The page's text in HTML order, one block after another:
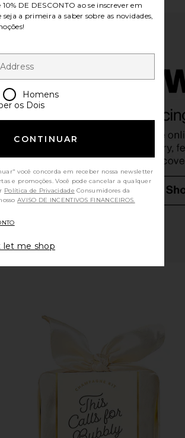
MORE TO COME Kai Mini Dress in
REVOLVE Beauty Wellness Rituals
Bundle
REVOLVE Beauty
$39
10% DE DESCONTO ao se inscrever em
seja a primeira a saber sobre as novidades,
Homens
os Dois
CONTINUAR
você concorda em receber nossa newsletter
e promoções. Você pode cancelar a qualquer
Política de Privacidade Consumidores da
AVISO DE INCENTIVOS FINANCEIROS.
let me shop